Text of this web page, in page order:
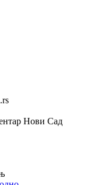
Нови Сад